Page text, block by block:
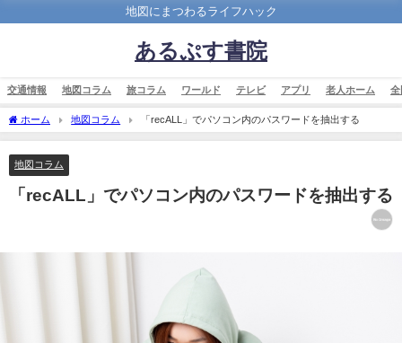
地図にまつわるライフハック
あるぷす書院
交通情報 地図コラム 旅コラム ワールド テレビ アプリ 老人ホーム 全
ホーム 地図コラム 「recALL」でパソコン内のパスワードを抽出する
地図コラム
「recALL」でパソコン内のパスワードを抽出する